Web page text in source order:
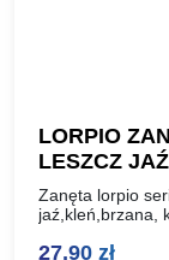
LORPIO
LESZCZ
Zanęta lorpio
jaź,kleń,brzana,
feeder. Składa…
27,90 zł